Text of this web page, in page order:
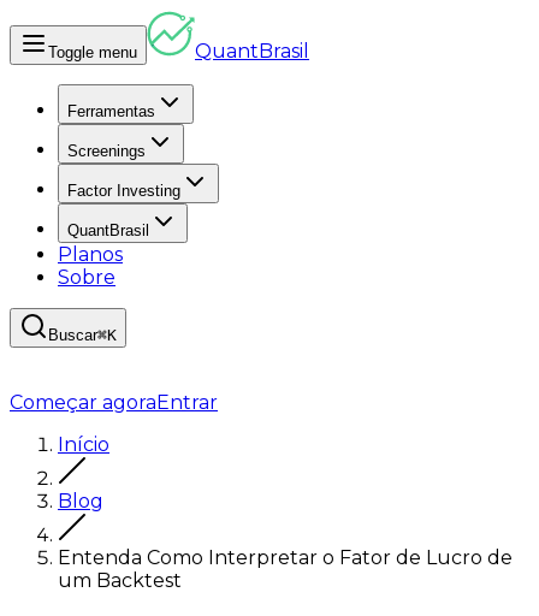
Toggle menu QuantBrasil
Ferramentas
Screenings
Factor Investing
QuantBrasil
Planos
Sobre
Buscar⌘K
Começar agoraEntrar
Início
Blog
Entenda Como Interpretar o Fator de Lucro de
um Backtest